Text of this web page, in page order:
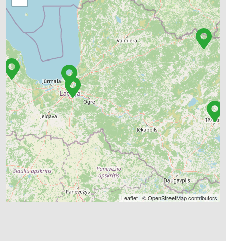
Leaflet | ©OpenStreetMapcontributors